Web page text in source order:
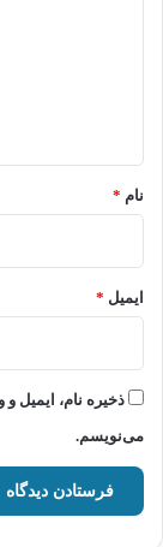
نام *
ایمیل *
ذخیره نام، ایمیل
می‌نویسم.